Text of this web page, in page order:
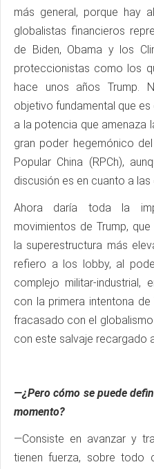
más general, porque hay
globalistas financieros
de Biden, Obama y los
proteccionistas como los
hace unos años Trump.
objetivo fundamental que
a la potencia que amenaza
gran poder hegemónico
Popular China (RPCh),
discusión es en cuanto a
Ahora daría toda la
movimientos de Trump,
la superestructura más
refiero a los lobby, al
complejo militar-industrial,
con la primera intentona
fracasado con el
con este salvaje recargado
—¿Pero cómo se puede
momento?
—Consiste en avanzar y
tienen fuerza, sobre todo